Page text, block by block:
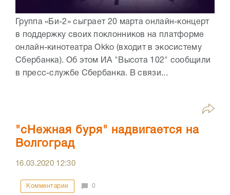
Группа «Би-2» сыграет 20 марта онлайн-концерт
в поддержку своих поклонников на платформе
онлайн-кинотеатра Okko (входит в экосистему
Сбербанка). Об этом ИА "Высота 102" сообщили
в пресс-службе Сбербанка. В связи...
"сНежная буря" надвигается на
Волгоград
16.03.2020 12:30
Комментарии 0